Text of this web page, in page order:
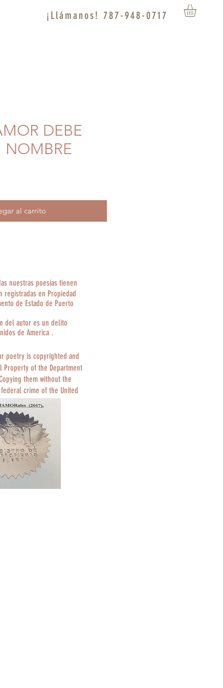
¡Llámanos! 787-948-0717
DEBE
NOMBRE
al carrito
nuestras poesías tienen
registradas en Propiedad
de Estado de Puerto
del autor es un delito
de America .
poetry is copyrighted and
of the Department
them without the
crime of the United